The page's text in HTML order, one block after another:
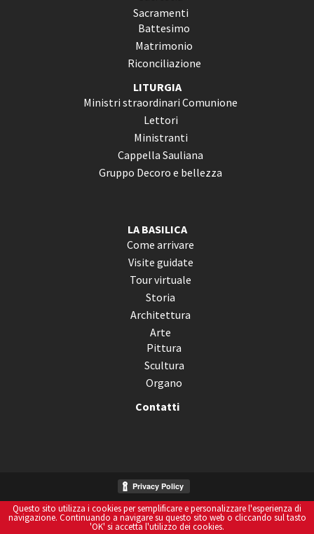
Sacramenti
Battesimo
Matrimonio
Riconciliazione
LITURGIA
Ministri straordinari Comunione
Lettori
Ministranti
Cappella Sauliana
Gruppo Decoro e bellezza
LA BASILICA
Come arrivare
Visite guidate
Tour virtuale
Storia
Architettura
Arte
Pittura
Scultura
Organo
Contatti
Informativa Sui Cookies
Questo sito utilizza i cookies per semplificare e personalizzare l'esperienza di
navigazione. Continuando a navigare su questo sito web o cliccando sul tasto
'OK' si accetta l'utilizzo dei cookies.